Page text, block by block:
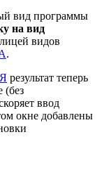
вид программы
на вид
видов
.
результат теперь
(без
ввод
окне добавлены